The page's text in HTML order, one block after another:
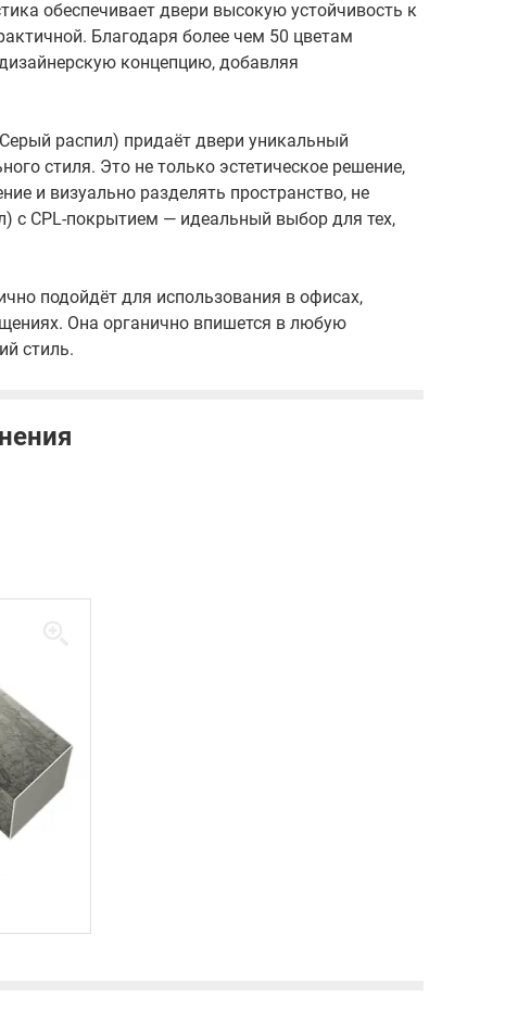
обеспечивает двери высокую устойчивость к
Благодаря более чем 50 цветам
концепцию, добавляя
распил) придаёт двери уникальный
стиля. Это не только эстетическое решение,
и визуально разделять пространство, не
с CPL-покрытием — идеальный выбор для тех,
подойдёт для использования в офисах,
Она органично впишется в любую
стиль.